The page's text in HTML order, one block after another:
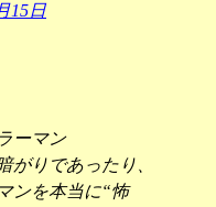
15日
ーマン
がりであったり、
ンを本当に“怖